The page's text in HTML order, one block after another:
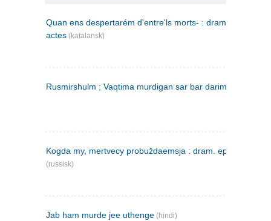
Quan ens despertarém d'entre'ls morts- : drama en tres
actes (katalansk)
Rusmirshulm ; Vaqtima murdigan sar bar darim
Kogda my, mertvecy probuždaemsja : dram. epilog v 3 d
(russisk)
Jab ham murde jee uthenge (hindi)